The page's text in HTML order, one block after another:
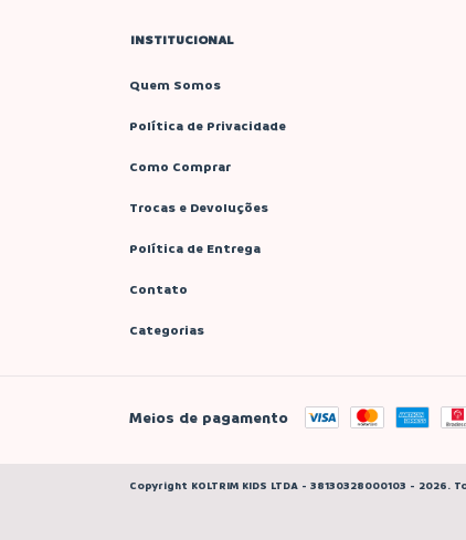
INSTITUCIONAL
Quem Somos
Política de Privacidade
Como Comprar
Trocas e Devoluções
Política de Entrega
Contato
Categorias
Meios de pagamento
Copyright KOLTRIM KIDS LTDA - 38130328000103 -